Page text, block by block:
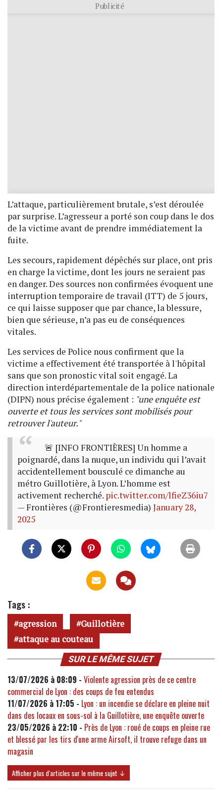
Publicité
L’attaque, particulièrement brutale, s’est déroulée
par surprise. L’agresseur a porté son coup dans le dos
de la victime avant de prendre immédiatement la
fuite.
Les secours, rapidement dépêchés sur place, ont pris
en charge la victime, dont les jours ne seraient pas
en danger. Des sources non confirmées évoquent une
interruption temporaire de travail (ITT) de 5 jours,
ce qui laisse supposer que par chance, la blessure,
bien que sérieuse, n’a pas eu de conséquences
vitales.
Les services de Police nous confirment que la
victime a effectivement été transportée à l'hôpital
sans que son pronostic vital soit engagé. La
direction interdépartementale de la police nationale
(DIPN) nous précise également : "une enquête est
ouverte et tous les services sont mobilisés pour
retrouver l'auteur."
🚨 [INFO FRONTIÈRES] Un homme a
poignardé, dans la nuque, un individu qui l’avait
accidentellement bousculé ce dimanche au
métro Guillotière, à Lyon. L’homme est
activement recherché. pic.twitter.com/lfieZ36iu7
— Frontières (@Frontieresmedia) January 28,
2025
Tags :
agression
Guillotière
attaque au couteau
SUR LE MÊME SUJET
13/07/2026 à 08:09 - Violente agression près de ce centre
commercial de Lyon : des coups de feu entendus
11/07/2026 à 17:05 - Lyon : un incendie se déclare en pleine nuit
dans des locaux en sous-sol à la Guillotière, une enquête ouverte
23/05/2026 à 22:10 - Près de Lyon : roué de coups en pleine rue
et blessé par les tirs d'une arme Airsoft, il trouve refuge dans un
magasin
Afficher plus d'articles sur le même sujet ↓